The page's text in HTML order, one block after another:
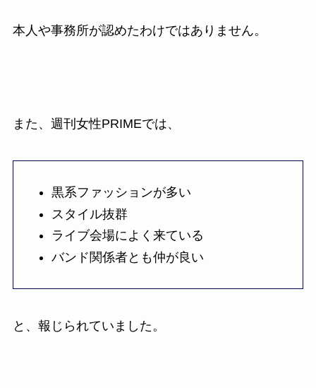
本人や事務所が認めたわけではありません。
また、週刊女性PRIMEでは、
黒系ファッションが多い
スタイル抜群
ライブ会場によく来ている
バンド関係者とも仲が良い
と、報じられていました。